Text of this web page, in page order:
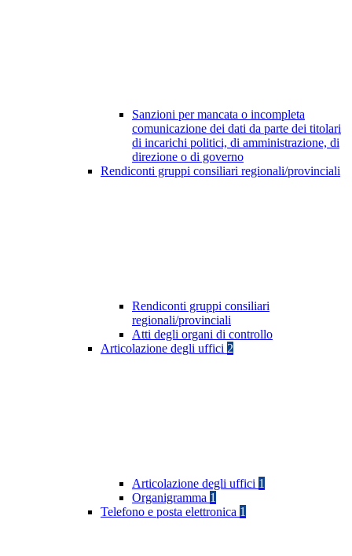
Sanzioni per mancata o incompleta
comunicazione dei dati da parte dei titolari
di incarichi politici, di amministrazione, di
direzione o di governo
Rendiconti gruppi consiliari regionali/provinciali
Rendiconti gruppi consiliari
regionali/provinciali
Atti degli organi di controllo
Articolazione degli uffici 2
Articolazione degli uffici 1
Organigramma 1
Telefono e posta elettronica 1